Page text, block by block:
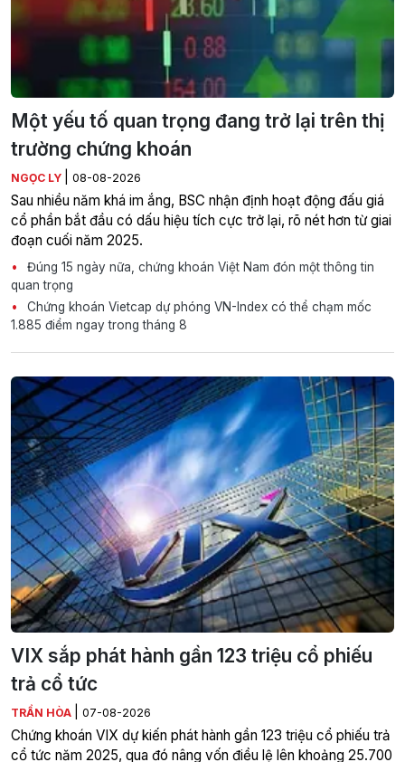
Một yếu tố quan trọng đang trở lại trên thị
trường chứng khoán
NGỌC LY 08-08-2026
Sau nhiều năm khá im ắng, BSC nhận định hoạt động đấu giá
cổ phần bắt đầu có dấu hiệu tích cực trở lại, rõ nét hơn từ giai
đoạn cuối năm 2025.
Đúng 15 ngày nữa, chứng khoán Việt Nam đón một thông tin
quan trọng
Chứng khoán Vietcap dự phóng VN-Index có thể chạm mốc
1.885 điểm ngay trong tháng 8
VIX sắp phát hành gần 123 triệu cổ phiếu
trả cổ tức
TRẦN HÒA 07-08-2026
Chứng khoán VIX dự kiến phát hành gần 123 triệu cổ phiếu trả
cổ tức năm 2025, qua đó nâng vốn điều lệ lên khoảng 25.700